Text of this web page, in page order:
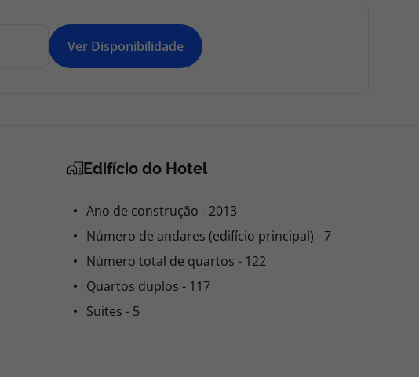
Ver Disponibilidade
Edifício do Hotel
Ano de construção - 2013
Número de andares (edifício principal) - 7
Número total de quartos - 122
Quartos duplos - 117
Suites - 5